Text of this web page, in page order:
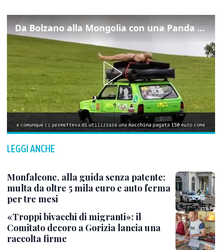
Da Bolzano alla Mongolia con una Panda da 150 euro
LEGGI ANCHE
Monfalcone, alla guida senza patente:
multa da oltre 5 mila euro e auto ferma
per tre mesi
«Troppi bivacchi di migranti»: il
Comitato decoro a Gorizia lancia una
raccolta firme